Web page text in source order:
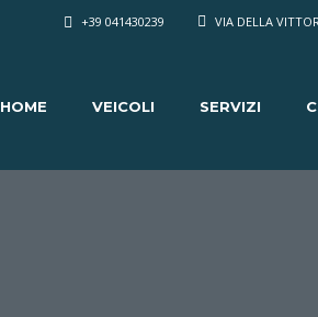
VIA DELLA
+39 041430239
HOME VEICOLI SERVIZI